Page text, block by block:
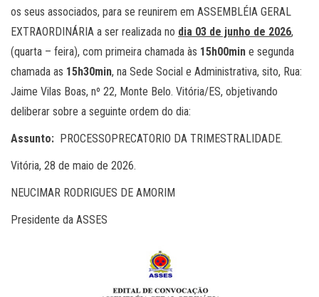
os seus associados, para se reunirem em ASSEMBLÉIA GERAL
EXTRAORDINÁRIA a ser realizada no dia 03 de junho de 2026,
(quarta – feira), com primeira chamada às 15h00min e segunda
chamada as 15h30min, na Sede Social e Administrativa, sito, Rua:
Jaime Vilas Boas, nº 22, Monte Belo. Vitória/ES, objetivando
deliberar sobre a seguinte ordem do dia:
Assunto: PROCESSOPRECATORIO DA TRIMESTRALIDADE.
Vitória, 28 de maio de 2026.
NEUCIMAR RODRIGUES DE AMORIM
Presidente da ASSES